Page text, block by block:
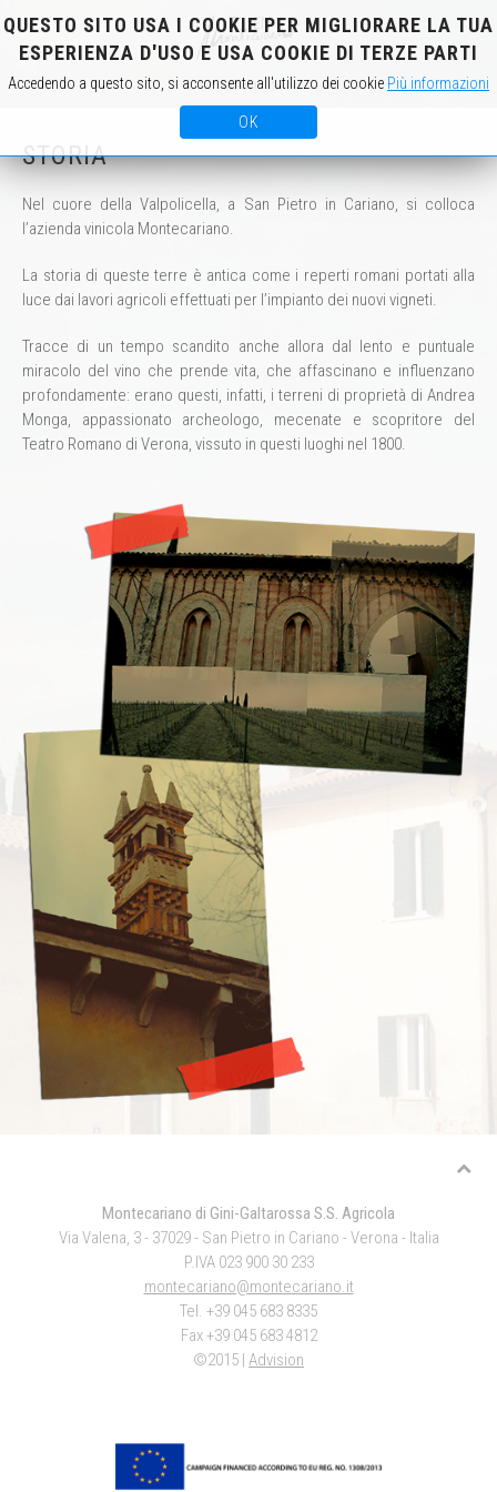
IT EN
STORIA
Nel cuore della Valpolicella, a San Pietro in Cariano, si colloca
l’azienda vinicola Montecariano.
La storia di queste terre è antica come i reperti romani portati alla
luce dai lavori agricoli effettuati per l’impianto dei nuovi vigneti.
Tracce di un tempo scandito anche allora dal lento e puntuale
miracolo del vino che prende vita, che affascinano e influenzano
profondamente: erano questi, infatti, i terreni di proprietà di Andrea
Monga, appassionato archeologo, mecenate e scopritore del
Teatro Romano di Verona, vissuto in questi luoghi nel 1800.
QUESTO SITO USA I COOKIE PER MIGLIORARE LA TUA
ESPERIENZA D'USO E USA COOKIE DI TERZE PARTI
Accedendo a questo sito, si acconsente all'utilizzo dei cookie Più informazioni
OK
Montecariano di Gini-Galtarossa S.S. Agricola
Via Valena, 3 - 37029 - San Pietro in Cariano - Verona - Italia
P.IVA 023 900 30 233
montecariano@montecariano.it
Tel. +39 045 683 8335
Fax +39 045 683 4812
©2015 | Advision